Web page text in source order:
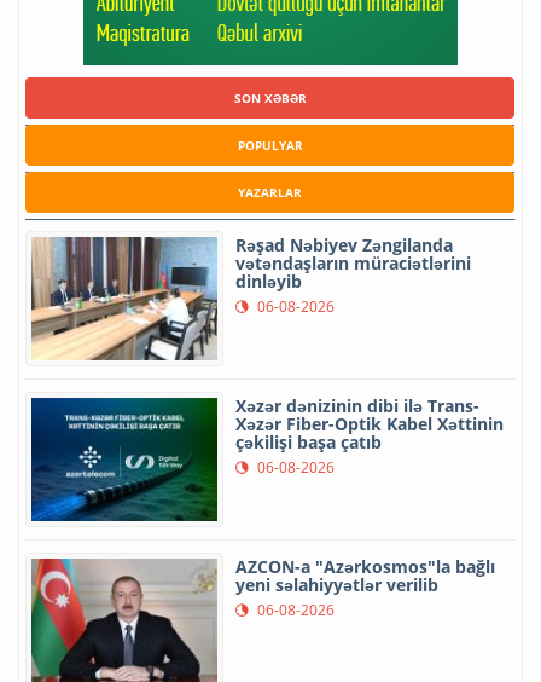
SON XƏBƏR
POPULYAR
YAZARLAR
Rəşad Nəbiyev Zəngilanda
vətəndaşların müraciətlərini
dinləyib
06-08-2026
Xəzər dənizinin dibi ilə Trans-
Xəzər Fiber-Optik Kabel Xəttinin
çəkilişi başa çatıb
06-08-2026
AZCON-a "Azərkosmos"la bağlı
yeni səlahiyyətlər verilib
06-08-2026